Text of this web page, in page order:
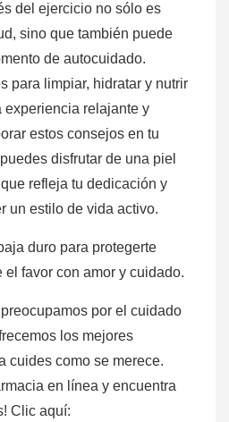
del ejercicio no sólo es
sino que también puede
de autocuidado.
para limpiar, hidratar y nutrir
experiencia relajante y
estos consejos en tu
disfrutar de una piel
refleja tu dedicación y
un estilo de vida activo.
duro para protegerte
favor con amor y cuidado.
por el cuidado
los mejores
cuides como se merece.
en línea y encuentra
Clic aquí: